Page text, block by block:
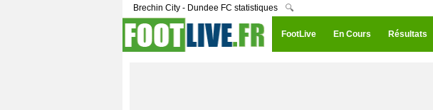
Brechin City - Dundee FC statistiques 🔍
FootLive En Cours Résultats